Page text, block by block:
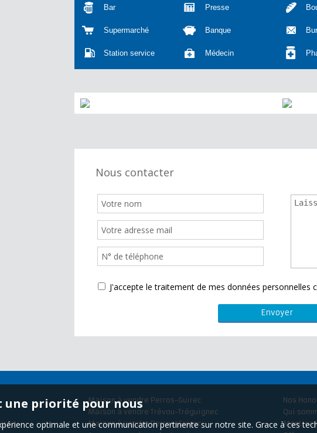
Bar Presse
Supermarché Banque
Station service Médecin
Nous contacter
J'accepte le traitement de mes données personnelles
Maison à vendre Perros-Guirec
Maison à vendre Trévou-Tréguignec
Maison à vendre Perros-Guirec
Nos
Qui
une priorité pour nous
optimale et une communication pertinente sur notre site. Grace à ces